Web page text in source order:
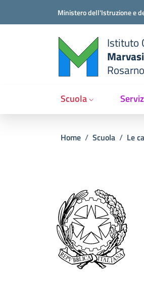
Ministero dell'Istruzione e
Istituto
Rosarno
Scuola
Briciole
Home / Scuola / Le